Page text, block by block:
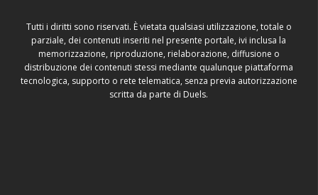
Tutti i diritti sono riservati. È vietata qualsiasi utilizzazione, totale o
parziale, dei contenuti inseriti nel presente portale, ivi inclusa la
memorizzazione, riproduzione, rielaborazione, diffusione o
distribuzione dei contenuti stessi mediante qualunque piattaforma
tecnologica, supporto o rete telematica, senza previa autorizzazione
scritta da parte di Duels.